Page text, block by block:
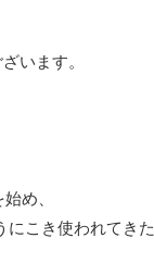
います。
め、
にこき使われてきた